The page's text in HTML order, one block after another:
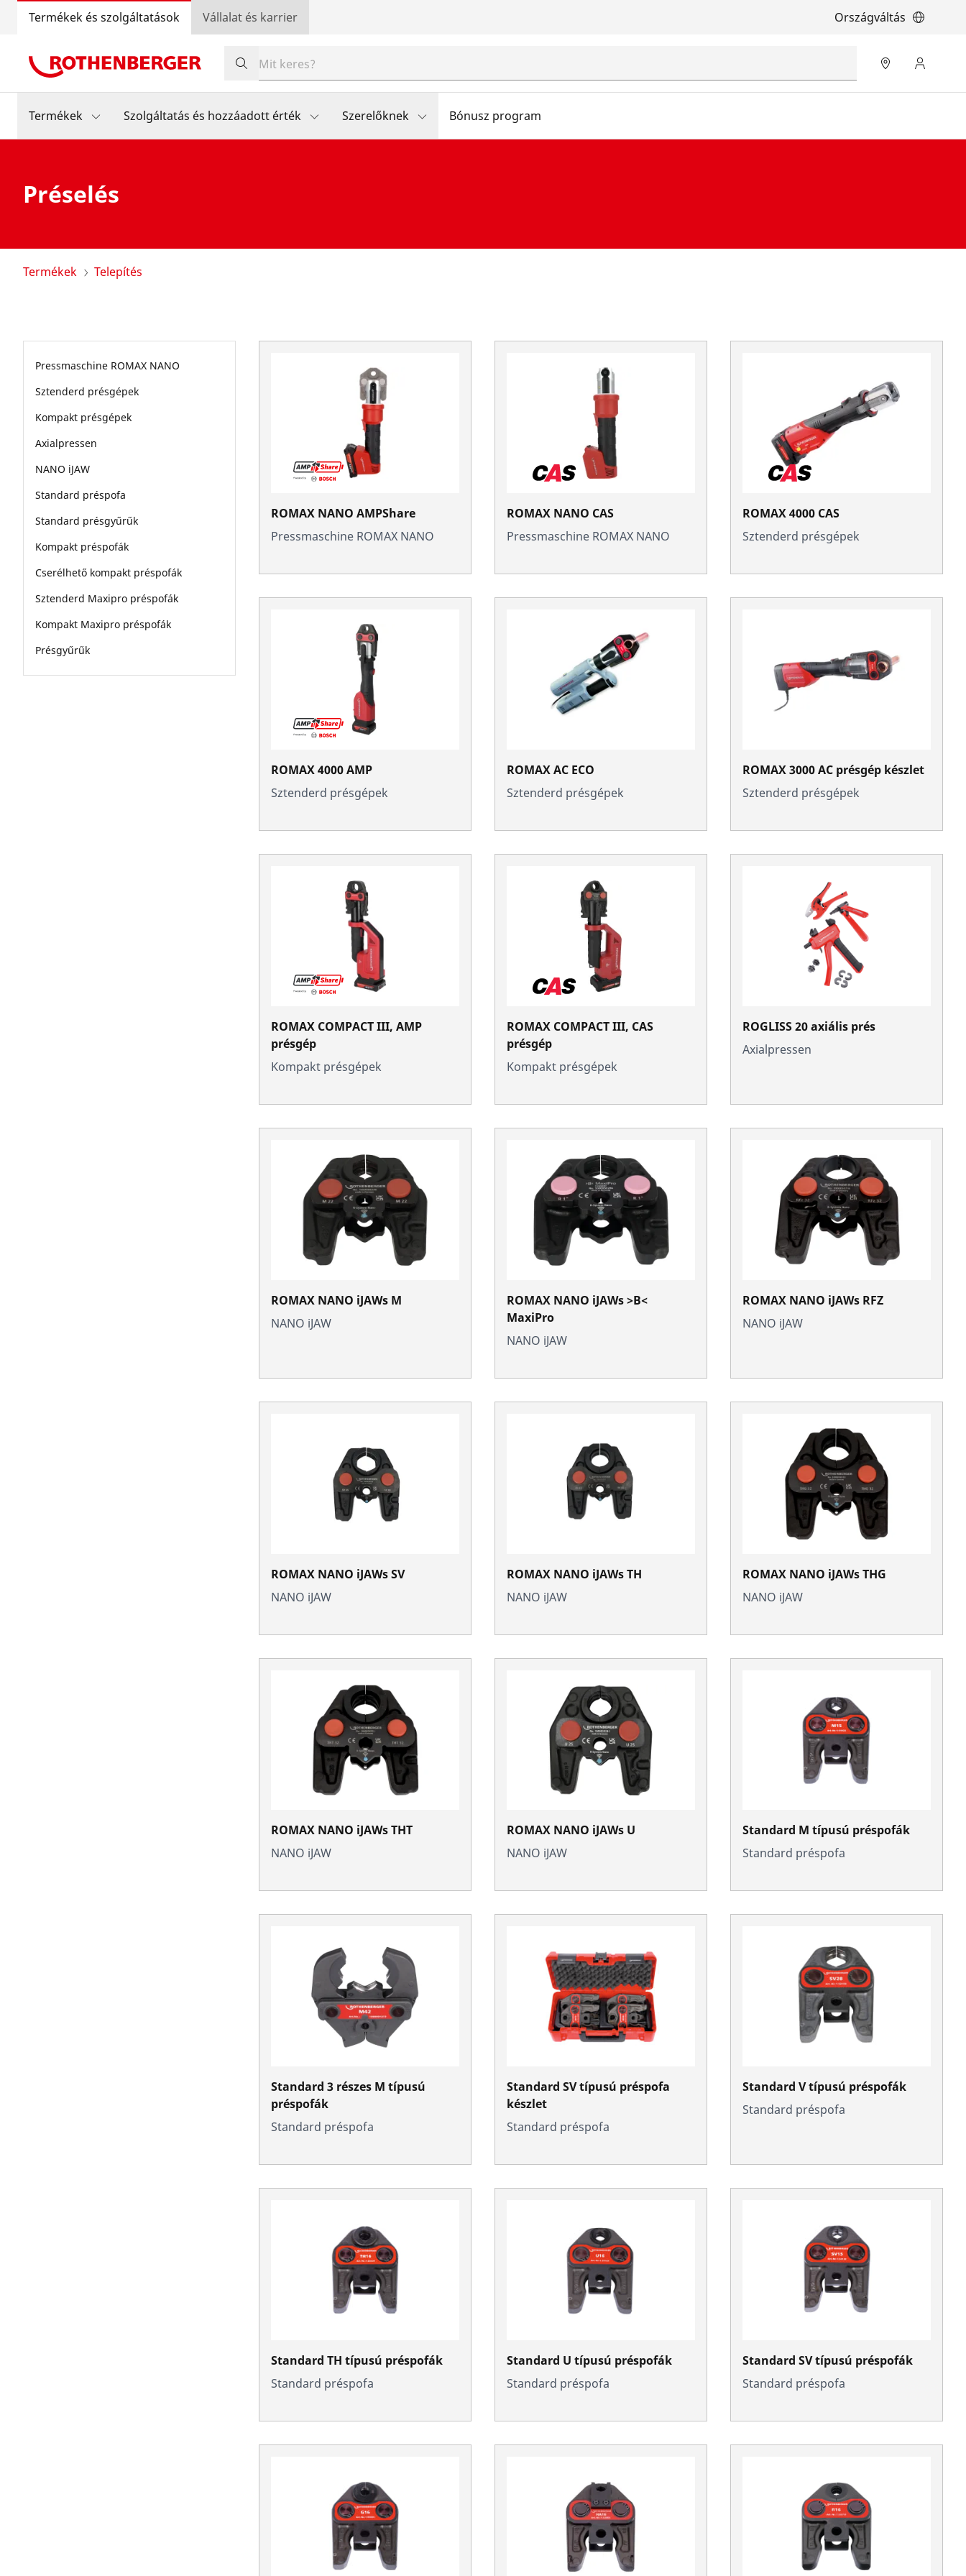
Termékek és szolgáltatások Vállalat és karrier Országváltás
Termékek Szolgáltatás és hozzáadott érték Szerelőknek Bónusz program
Préselés
Termékek Telepítés
Pressmaschine ROMAX NANO
Sztenderd présgépek
Kompakt présgépek
Axialpressen
NANO iJAW
Standard préspofa
Standard présgyűrűk
Kompakt préspofák
Cserélhető kompakt préspofák
Sztenderd Maxipro préspofák
Kompakt Maxipro préspofák
Présgyűrűk
ROMAX NANO AMPShare
Pressmaschine ROMAX NANO
ROMAX NANO CAS
Pressmaschine ROMAX NANO
ROMAX 4000 CAS
Sztenderd présgépek
ROMAX 4000 AMP
Sztenderd présgépek
ROMAX AC ECO
Sztenderd présgépek
ROMAX 3000 AC présgép készlet
Sztenderd présgépek
ROMAX COMPACT III, AMP
présgép
Kompakt présgépek
ROMAX COMPACT III, CAS
présgép
Kompakt présgépek
ROGLISS 20 axiális prés
Axialpressen
ROMAX NANO iJAWs M
NANO iJAW
ROMAX NANO iJAWs >B<
MaxiPro
NANO iJAW
ROMAX NANO iJAWs RFZ
NANO iJAW
ROMAX NANO iJAWs SV
NANO iJAW
ROMAX NANO iJAWs TH
NANO iJAW
ROMAX NANO iJAWs THG
NANO iJAW
ROMAX NANO iJAWs THT
NANO iJAW
ROMAX NANO iJAWs U
NANO iJAW
Standard M típusú préspofák
Standard préspofa
Standard 3 részes M típusú
préspofák
Standard préspofa
Standard SV típusú préspofa
készlet
Standard préspofa
Standard V típusú préspofák
Standard préspofa
Standard TH típusú préspofák
Standard préspofa
Standard U típusú préspofák
Standard préspofa
Standard SV típusú préspofák
Standard préspofa